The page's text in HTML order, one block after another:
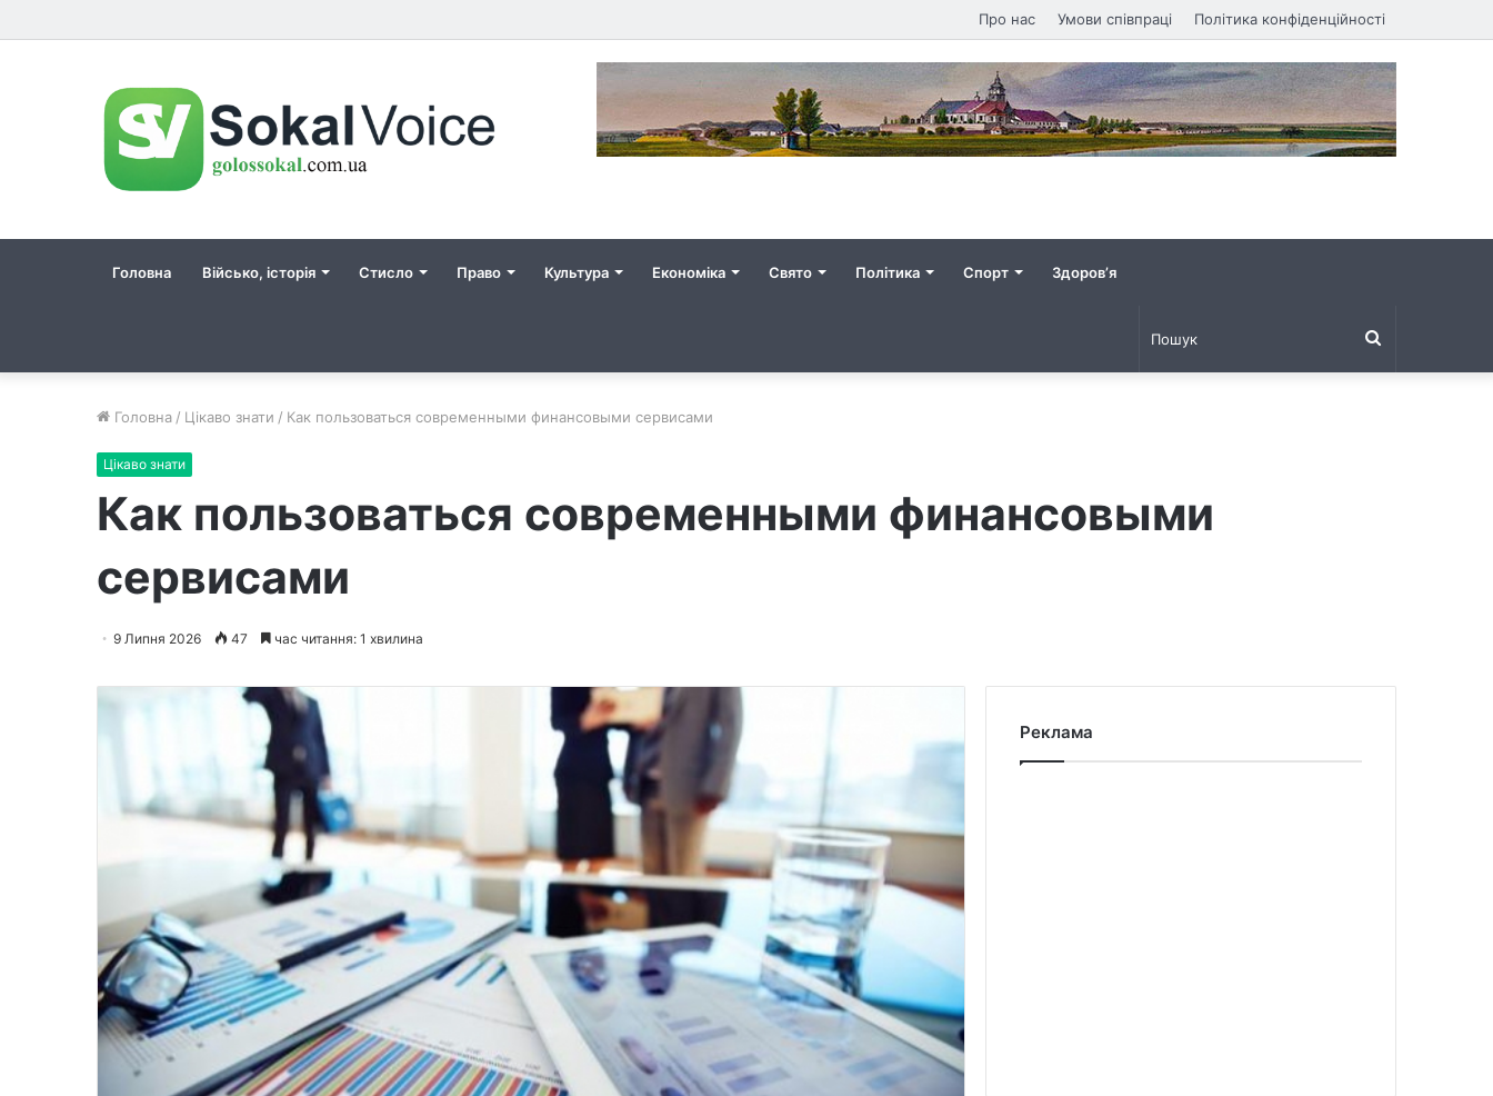
Про нас Умови співпраці Політика конфіденційності
Головна Військо, історія Стисло Право Культура Економіка Свято Політика Спорт Здоров’я
Головна / Цікаво знати / Как пользоваться современными финансовыми сервисами
Цікаво знати
Как пользоваться современными финансовыми
сервисами
9 Липня 2026 47 час читання: 1 хвилина
Реклама